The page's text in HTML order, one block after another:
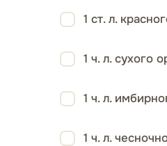
1 ст. л.
1 ч. л. сухого
1 ч. л.
1 ч. л.